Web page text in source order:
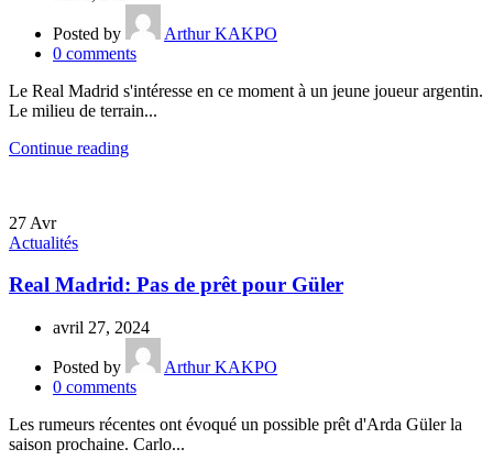
Posted by
Arthur KAKPO
0 comments
Le Real Madrid s'intéresse en ce moment à un jeune joueur argentin.
Le milieu de terrain...
Continue reading
27 Avr
Actualités
Real Madrid: Pas de prêt pour Güler
avril 27, 2024
Posted by
Arthur KAKPO
0 comments
Les rumeurs récentes ont évoqué un possible prêt d'Arda Güler la
saison prochaine. Carlo...